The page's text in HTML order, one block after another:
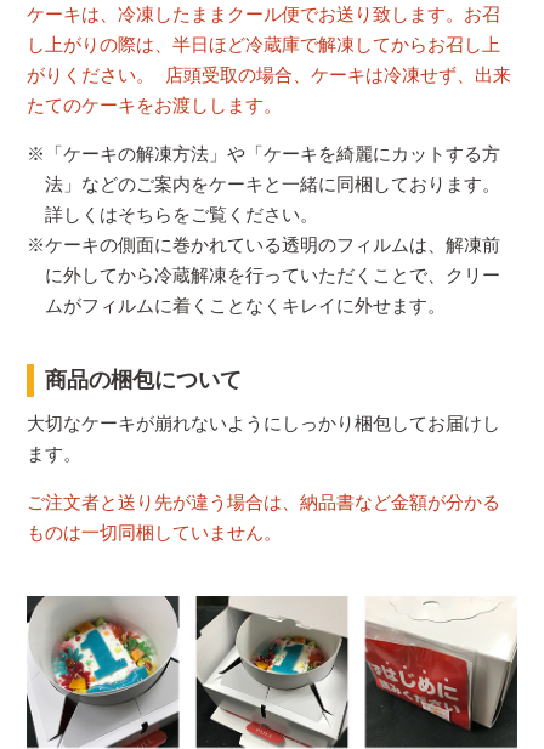
ケーキは、冷凍したままクール便でお送り致します。お召
し上がりの際は、半日ほど冷蔵庫で解凍してからお召し上
がりください。 店頭受取の場合、ケーキは冷凍せず、出来
たてのケーキをお渡しします。
※「ケーキの解凍方法」や「ケーキを綺麗にカットする方
法」などのご案内をケーキと一緒に同梱しております。
詳しくはそちらをご覧ください。
※ケーキの側面に巻かれている透明のフィルムは、解凍前
に外してから冷蔵解凍を行っていただくことで、クリー
ムがフィルムに着くことなくキレイに外せます。
商品の梱包について
大切なケーキが崩れないようにしっかり梱包してお届けし
ます。
ご注文者と送り先が違う場合は、納品書など金額が分かる
ものは一切同梱していません。